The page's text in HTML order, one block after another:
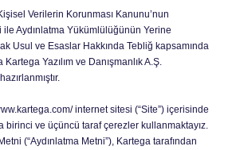
Verilerin Korunması Kanunu’nun
ile Aydınlatma Yükümlülüğünün Yerine
Usul ve Esaslar Hakkında Tebliğ kapsamında
Yazılım ve Danışmanlık A.Ş.
internet sitesi (“Site”) içerisinde
birinci ve üçüncü taraf çerezler kullanmaktayız.
(“Aydınlatma Metni”), Kartega tarafından